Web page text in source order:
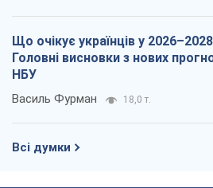
Що очікує українців у
Головні висновки з нових
НБУ
Василь Фурман 18,0 т.
Всі думки